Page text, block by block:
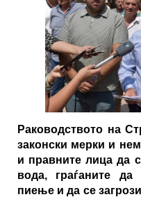
Раководството на
законски мерки и
и правните лица да
вода, граѓаните
пиење и да се